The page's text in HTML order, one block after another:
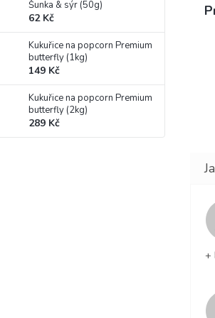
Šunka & sýr (50g)
62 Kč
Kukuřice na popcorn Premium
butterfly (1kg)
149 Kč
Kukuřice na popcorn Premium
butterfly (2kg)
289 Kč
+